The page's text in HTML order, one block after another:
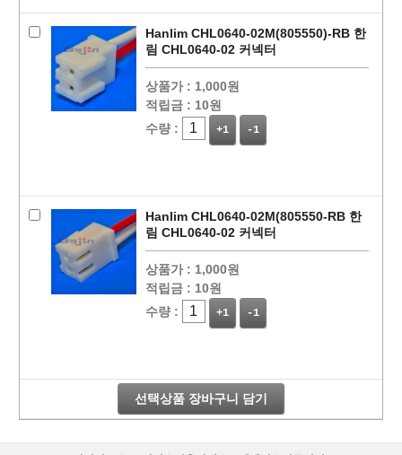
Hanlim CHL0640-02M(805550)-RB 한
림 CHL0640-02 커넥터
상품가 : 1,000원
적립금 : 10원
수량 :
+1 -1
Hanlim CHL0640-02M(805550-RB 한
림 CHL0640-02 커넥터
상품가 : 1,000원
적립금 : 10원
수량 :
+1 -1
선택상품 장바구니 담기